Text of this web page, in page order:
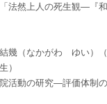
生観―『和語燈
幾（なかがわ ゆい）
）
院活動の研究―評価体制